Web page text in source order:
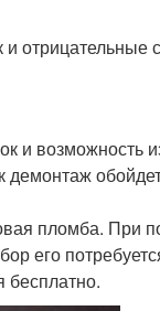
и отрицательные
и возможность
демонтаж
пломба. При
его
бесплатно.